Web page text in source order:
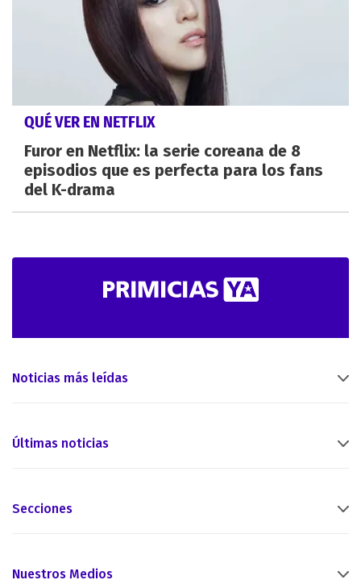
QUÉ VER EN NETFLIX
Furor en Netflix: la serie coreana de 8
episodios que es perfecta para los fans
del K-drama
Noticias más leídas
Últimas noticias
Secciones
Nuestros Medios